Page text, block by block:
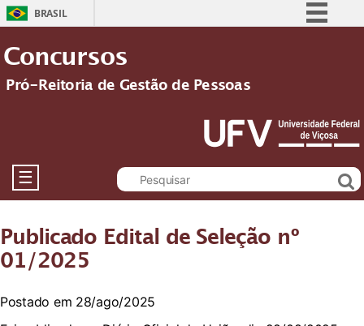
BRASIL
Participe
Acesso à informação
Legislação
Canais
Concursos
Pró-Reitoria de Gestão de Pessoas
☰
Publicado Edital de Seleção nº
01/2025
Postado em 28/ago/2025